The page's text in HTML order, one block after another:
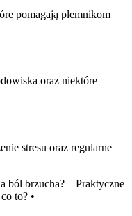
pomagają plemnikom
oraz niektóre
stresu oraz regularne
ból brzucha? – Praktyczne
to? •